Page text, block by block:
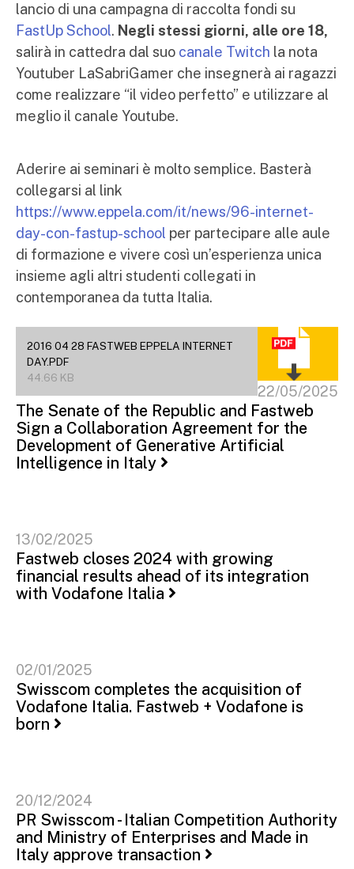
lancio di una campagna di raccolta fondi su
FastUp School. Negli stessi giorni, alle ore 18,
salirà in cattedra dal suo canale Twitch la nota
Youtuber LaSabriGamer che insegnerà ai ragazzi
come realizzare “il video perfetto” e utilizzare al
meglio il canale Youtube.
Aderire ai seminari è molto semplice. Basterà
collegarsi al link
https://www.eppela.com/it/news/96-internet-
day-con-fastup-school per partecipare alle aule
di formazione e vivere così un’esperienza unica
insieme agli altri studenti collegati in
contemporanea da tutta Italia.
2016 04 28 FASTWEB EPPELA INTERNET
DAY.PDF
44.66 KB
22/05/2025
The Senate of the Republic and Fastweb
Sign a Collaboration Agreement for the
Development of Generative Artificial
Intelligence in Italy
13/02/2025
Fastweb closes 2024 with growing
financial results ahead of its integration
with Vodafone Italia
02/01/2025
Swisscom completes the acquisition of
Vodafone Italia. Fastweb + Vodafone is
born
20/12/2024
PR Swisscom - Italian Competition Authority
and Ministry of Enterprises and Made in
Italy approve transaction